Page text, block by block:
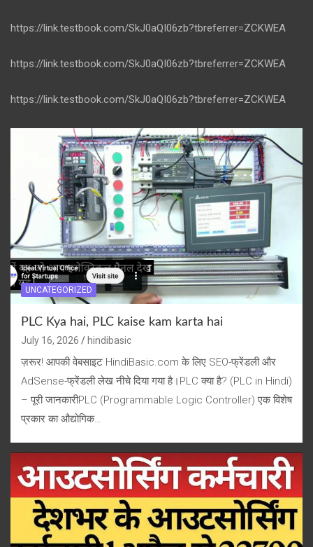
https://link.testbook.com/SkJ0aQI06zb?tbreferrer=ZCKWEA
https://link.testbook.com/SkJ0aQI06zb?tbreferrer=ZCKWEA
https://link.testbook.com/SkJ0aQI06zb?tbreferrer=ZCKWEA
UNCATEGORIZED
PLC Kya hai, PLC kaise kam karta hai
July 16, 2026 hindibasic
ज़रूर! आपकी वेबसाइट HindiBasic.com के लिए SEO-फ्रेंडली और
AdSense-फ्रेंडली लेख नीचे दिया गया है।PLC क्या है? (PLC in Hindi)
– पूरी जानकारीPLC (Programmable Logic Controller) एक विशेष
प्रकार का औद्योगिक…